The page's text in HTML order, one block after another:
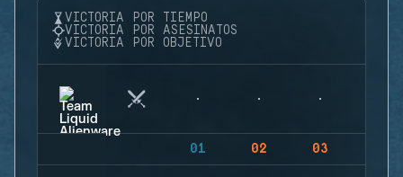
VICTORIA POR TIEMPO
VICTORIA POR ASESINATOS
VICTORIA POR OBJETIVO
01 02 03